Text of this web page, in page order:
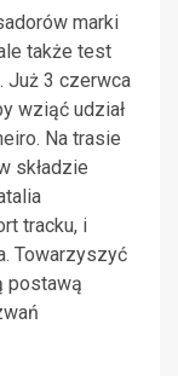
marki
także test
Już 3 czerwca
wziąć udział
Na trasie
składzie
tracku, i
Towarzyszyć
postawą